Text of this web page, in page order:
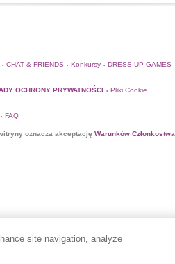
• CHAT & FRIENDS • Konkursy • DRESS UP GAMES
OCHRONY PRYWATNOŚCI • Pliki Cookie
• FAQ
oznacza akceptację Warunków Członkostwa
site navigation, analyze